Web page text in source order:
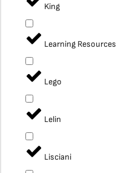
King
Learning Resources
Lego
Lelin
Lisciani